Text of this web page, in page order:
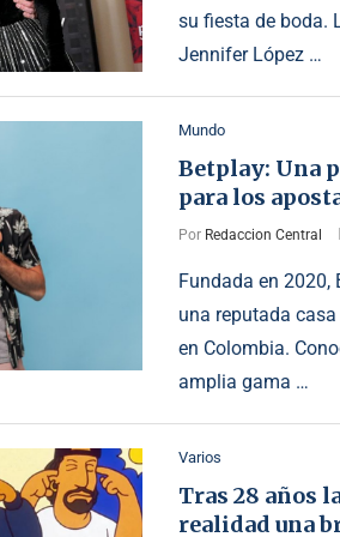
su fiesta de boda.
Jennifer López …
Mundo
Betplay: Una
para los
Por Redaccion Central
Fundada en 2020,
una reputada
en Colombia.
amplia gama …
Varios
Tras 28 años
realidad una